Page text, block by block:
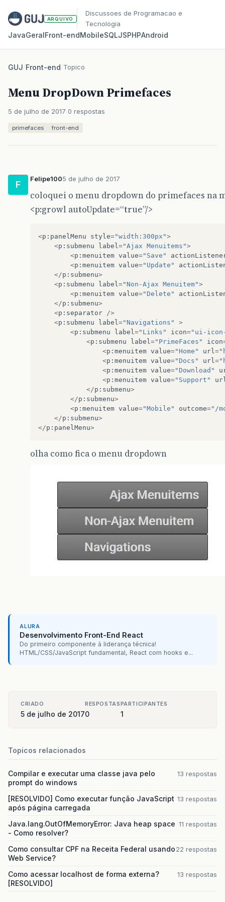
ARQUIVO
Discussoes de Programacao e
Tecnologia
JavaGeralFront‑endMobileSQLJSPHPAndroid
GUJ/Front-end/Topico
Menu DropDown Primefaces
5 de julho de 2017 0 respostas
primefaces front-end
F
Felipe1005 de julho de 2017
coloquei o menu dropdown do primefaces na
<p:growl autoUpdate=“true”/>
<p : panelMenu style="width:300px">
<p : submenu label="Ajax Menuitems">
<p : menuitem value="Save"
<p : menuitem value="Update"
</p : submenu>
<p : submenu label="Non-Ajax Menuitem">
<p : menuitem value="Delete"
</p : submenu>
<p : separator />
<p : submenu label="Navigations"
>
<p : submenu label="Links" icon="ui-
<p : submenu label="PrimeFaces" icon
<p : menuitem value="Home" url=
<p : menuitem value="Docs" url=
<p : menuitem value="Download"
<p : menuitem value="Support"
</p : submenu>
</p : submenu>
<p : menuitem value="Mobile" outcome="/
</p : submenu>
</p : panelMenu>
olha como fica o menu dropdown
ALURA
Desenvolvimento Front-End React
Do primeiro componente à liderança técnica!
HTML/CSS/JavaScript fundamental, React com hooks e...
CRIADO
5 de julho de 2017
RESPOSTAS
0
PARTICIPANTES
1
Topicos relacionados
Compilar e executar uma classe java pelo
prompt do windows
13 respostas
[RESOLVIDO] Como executar função JavaScript
após página carregada
13 respostas
Java.lang.OutOfMemoryError: Java heap space
- Como resolver?
11 respostas
Como consultar CPF na Receita Federal usando
Web Service?
22 respostas
Como acessar localhost de forma externa?
[RESOLVIDO]
13 respostas